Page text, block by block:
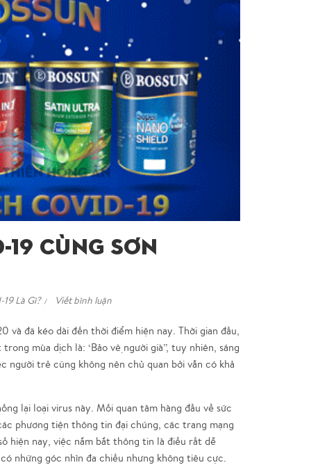
Cùng Sơn
Là Gì? Viết bình luận
đã kéo dài đến thời điểm hiện nay. Thời gian đầu,
mùa dịch là: ‘Bảo vệ người già’’, tuy nhiên, sáng
người trẻ cũng không nên chủ quan bởi vẫn có khả
lại loại virus này. Mối quan tâm hàng đầu về sức
phương tiện thông tin đại chúng, các trang mạng
hiện nay, việc nắm bắt thông tin là điều rất dễ
những góc nhìn đa chiều nhưng không tiêu cực.